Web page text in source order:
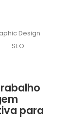
Design
SEO
para